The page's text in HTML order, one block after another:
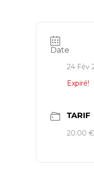
Date
24 Fév
Expiré!
TARIF
20.00 €